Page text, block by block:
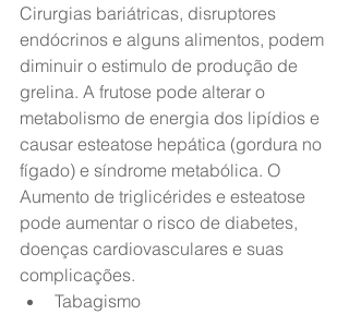
Cirurgias bariátricas, disruptores
endócrinos e alguns alimentos, podem
diminuir o estimulo de produção de
grelina. A frutose pode alterar o
metabolismo de energia dos lipídios e
causar esteatose hepática (gordura no
fígado) e síndrome metabólica. O
Aumento de triglicérides e esteatose
pode aumentar o risco de diabetes,
doenças cardiovasculares e suas
complicações.
Tabagismo